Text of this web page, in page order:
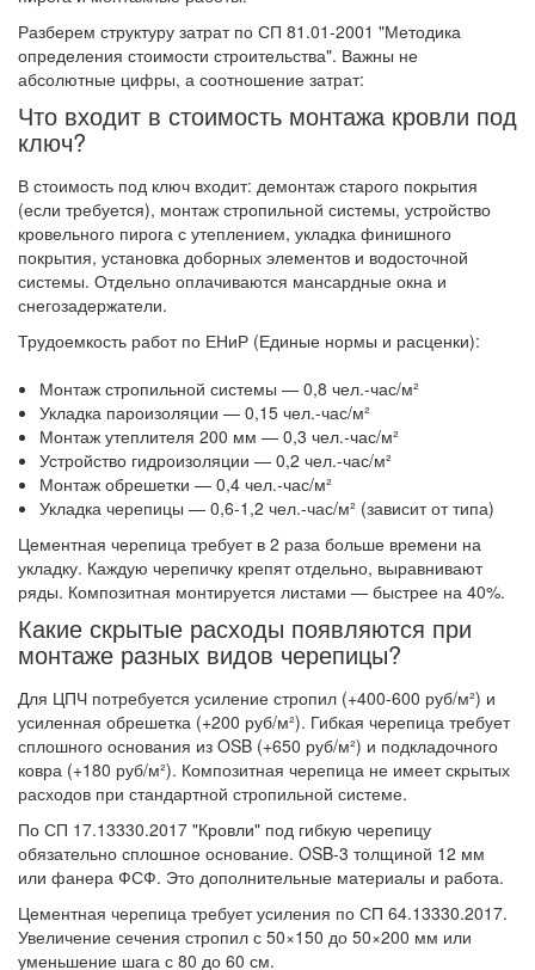
Разберем структуру затрат по СП 81.01-2001 "Методика
определения стоимости строительства". Важны не
абсолютные цифры, а соотношение затрат:
Что входит в стоимость монтажа кровли под
ключ?
В стоимость под ключ входит: демонтаж старого покрытия
(если требуется), монтаж стропильной системы, устройство
кровельного пирога с утеплением, укладка финишного
покрытия, установка доборных элементов и водосточной
системы. Отдельно оплачиваются мансардные окна и
снегозадержатели.
Трудоемкость работ по ЕНиР (Единые нормы и расценки):
Монтаж стропильной системы — 0,8 чел.-час/м²
Укладка пароизоляции — 0,15 чел.-час/м²
Монтаж утеплителя 200 мм — 0,3 чел.-час/м²
Устройство гидроизоляции — 0,2 чел.-час/м²
Монтаж обрешетки — 0,4 чел.-час/м²
Укладка черепицы — 0,6-1,2 чел.-час/м² (зависит от типа)
Цементная черепица требует в 2 раза больше времени на
укладку. Каждую черепичку крепят отдельно, выравнивают
ряды. Композитная монтируется листами — быстрее на 40%.
Какие скрытые расходы появляются при
монтаже разных видов черепицы?
Для ЦПЧ потребуется усиление стропил (+400-600 руб/м²) и
усиленная обрешетка (+200 руб/м²). Гибкая черепица требует
сплошного основания из OSB (+650 руб/м²) и подкладочного
ковра (+180 руб/м²). Композитная черепица не имеет скрытых
расходов при стандартной стропильной системе.
По СП 17.13330.2017 "Кровли" под гибкую черепицу
обязательно сплошное основание. OSB-3 толщиной 12 мм
или фанера ФСФ. Это дополнительные материалы и работа.
Цементная черепица требует усиления по СП 64.13330.2017.
Увеличение сечения стропил с 50×150 до 50×200 мм или
уменьшение шага с 80 до 60 см.